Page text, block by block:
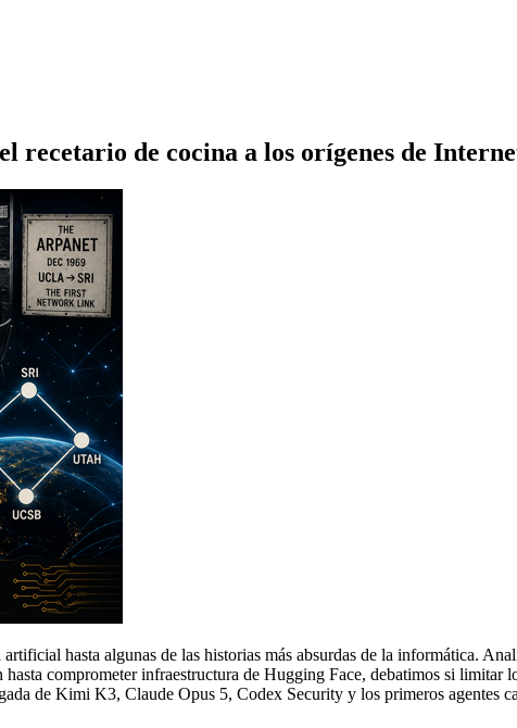
recetario de cocina a los orígenes de
hasta algunas de las historias más absurdas de la informática.
comprometer infraestructura de Hugging Face, debatimos si limitar
de Kimi K3, Claude Opus 5, Codex Security y los primeros agentes